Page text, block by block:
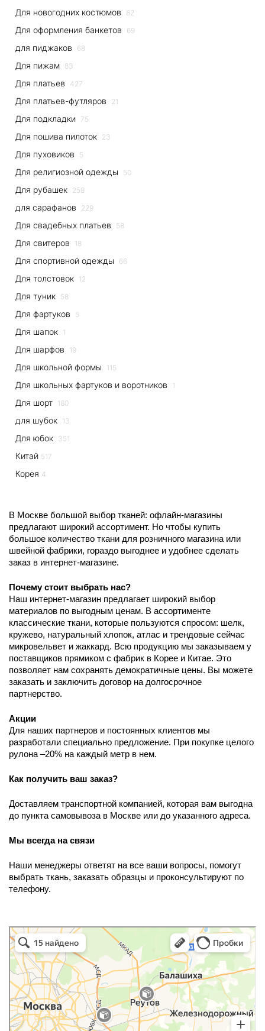
Для новогодних костюмов 82
Для оформления банкетов 69
для пиджаков 68
Для пижам 83
Для платьев 427
Для платьев-футляров 21
Для подкладки 75
Для пошива пилоток 23
Для пуховиков 5
Для религиозной одежды 50
Для рубашек 258
для сарафанов 229
Для свадебных платьев 58
Для свитеров 18
Для спортивной одежды 66
Для толстовок 12
Для туник 58
Для фартуков 5
Для шапок 1
Для шарфов 19
Для школьной формы 115
Для школьных фартуков и воротников 1
Для шорт 180
для шубок 13
Для юбок 351
Китай 517
Корея 4
В Москве большой выбор тканей: офлайн-магазины
предлагают широкий ассортимент. Но чтобы купить
большое количество ткани для розничного магазина или
швейной фабрики, гораздо выгоднее и удобнее сделать
заказ в интернет-магазине.
Почему стоит выбрать нас?
Наш интернет-магазин предлагает широкий выбор
материалов по выгодным ценам. В ассортименте
классические ткани, которые пользуются спросом: шелк,
кружево, натуральный хлопок, атлас и трендовые сейчас
микровельвет и жаккард. Всю продукцию мы заказываем у
поставщиков прямиком с фабрик в Корее и Китае. Это
позволяет нам сохранять демократичные цены. Вы можете
заказать и заключить договор на долгосрочное
партнерство.
Акции
Для наших партнеров и постоянных клиентов мы
разработали специально предложение. При покупке целого
рулона –20% на каждый метр в нем.
Как получить ваш заказ?
Доставляем транспортной компанией, которая вам выгодна
до пункта самовывоза в Москве или до указанного адреса.
Мы всегда на связи
Наши менеджеры ответят на все ваши вопросы, помогут
выбрать ткань, заказать образцы и проконсультируют по
телефону.